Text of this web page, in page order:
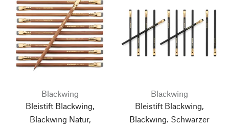
Blackwing
Bleistift Blackwing,
Blackwing Natur,
Blackwing
Bleistift Blackwing,
Blackwing. Schwarzer